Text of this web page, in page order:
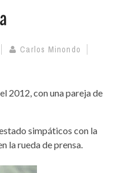
Carlos Minondo
2012, con una pareja de
simpáticos con la
la rueda de prensa.